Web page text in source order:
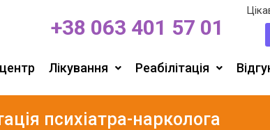
+38 063 401 57 01
Лікування Реабілітація
психіатра-нарколога